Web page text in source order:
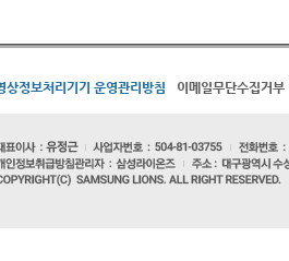
상정보처리기기 운영관리방침 이메일무단수집거부